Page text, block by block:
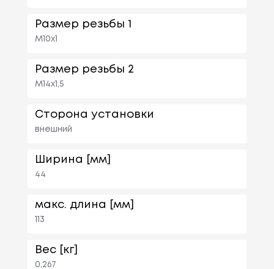
Размер резьбы 1
M10x1
Размер резьбы 2
M14x1,5
Сторона установки
внешний
Ширина [мм]
44
макс. длина [мм]
113
Вес [кг]
0,267